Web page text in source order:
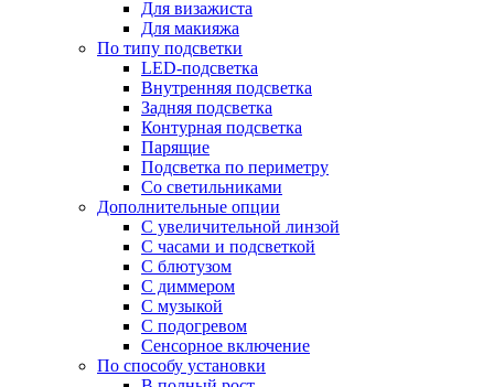
Для визажиста
Для макияжа
По типу подсветки
LED-подсветка
Внутренняя подсветка
Задняя подсветка
Контурная подсветка
Парящие
Подсветка по периметру
Со светильниками
Дополнительные опции
C увеличительной линзой
C часами и подсветкой
С блютузом
С диммером
С музыкой
С подогревом
Сенсорное включение
По способу установки